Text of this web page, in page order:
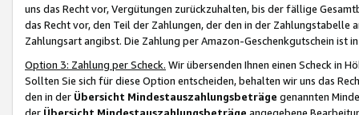
uns das Recht vor, Vergütungen zurückzuhalten, bis der fällige
das Recht vor, den Teil der Zahlungen, der den in der
Zahlungsart angibst. Die Zahlung per Amazon-Geschenkgutschein ist
Option 3: Zahlung per Scheck. Wir übersenden Ihnen einen Scheck in
Sollten Sie sich für diese Option entscheiden, behalten wir uns das
den in der Übersicht Mindestauszahlungsbeträge genannten
der Übersicht Mindestauszahlungsbeträge angegebene